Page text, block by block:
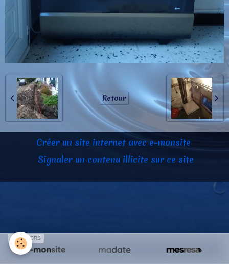
Retour
Créer un site internet avec e-monsite
Signaler un contenu illicite sur ce site
SPONSORS